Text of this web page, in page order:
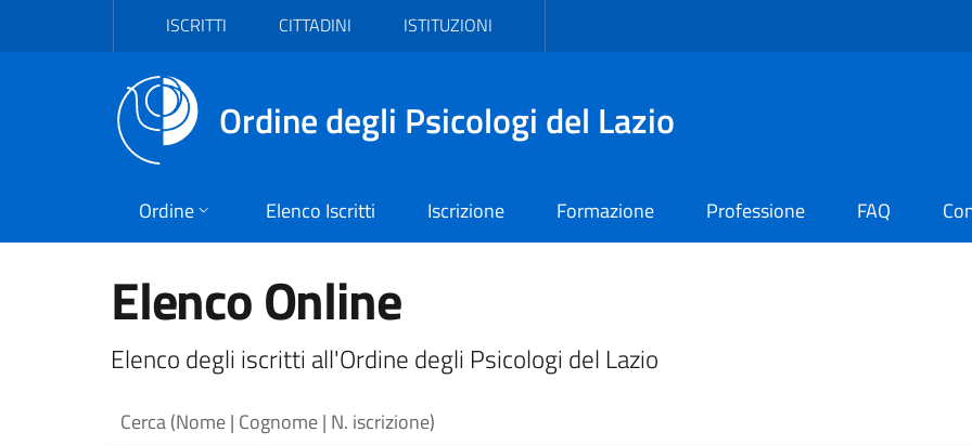
Vai al contenuto principale
ISCRITTI CITTADINI ISTITUZIONI
Ordine degli Psicologi del Lazio
Ordine Elenco Iscritti Iscrizione Formazione Professione FAQ
Elenco Online
Elenco degli iscritti all'Ordine degli Psicologi del Lazio
Cerca (Nome | Cognome | N. iscrizione)